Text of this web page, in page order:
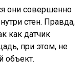
они совершенно
стен. Правда,
как датчик
при этом, не
объект.